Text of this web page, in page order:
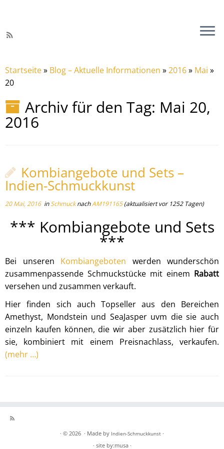
Startseite» Blog – Aktuelle Informationen »2016» Mai »
20
Archiv für den Tag: Mai 20,
2016
Kombiangebote und Sets –
Indien-Schmuckkunst
20 Mai, 2016inSchmucknachAM191165(aktualisiert vor 1252 Tagen)
*** Kombiangebote und Sets
***
Bei unseren Kombiangeboten werden wunderschön
zusammenpassende Schmuckstücke mit einem Rabatt
versehen und zusammen verkauft.
Hier finden sich auch Topseller aus den Bereichen
Amethyst, Mondstein und SeaJasper uvm die sie auch
einzeln kaufen können, die wir aber zusätzlich hier für
sie, kombiniert mit einem Preisnachlass, verkaufen.
(mehr …)
· © 2026 · Made by Indien-Schmuckkunst ·
· site by:musa ·